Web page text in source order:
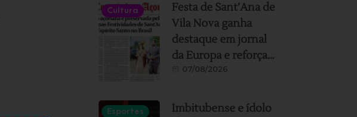
Cultura
Festa de Sant’Ana de
Vila Nova ganha
destaque em jornal
da Europa e reforça
ligação histórica
Portugal
07/08/2026
Esportes
Imbitubense e ídolo